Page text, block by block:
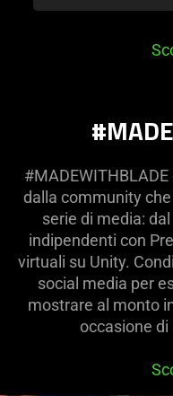
dalla community
serie di media:
indipendenti con
virtuali su Unity.
social media per
mostrare al monto
occasione di